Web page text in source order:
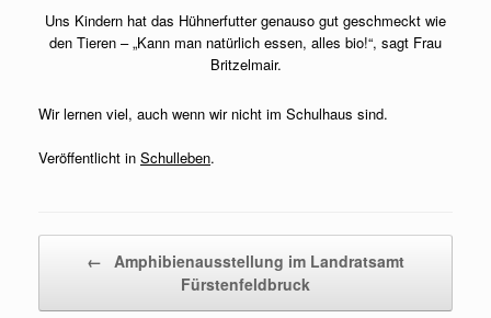
Uns Kindern hat das Hühnerfutter genauso gut geschmeckt wie
den Tieren – „Kann man natürlich essen, alles bio!“, sagt Frau
Britzelmair.
Wir lernen viel, auch wenn wir nicht im Schulhaus sind.
Veröffentlicht in Schulleben.
← Amphibienausstellung im Landratsamt
Fürstenfeldbruck